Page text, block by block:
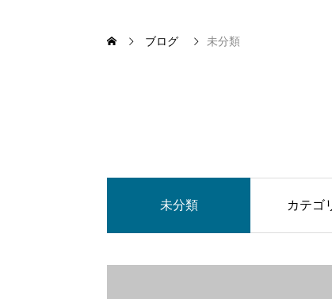
ブログ 未分類
未分類 カテゴ